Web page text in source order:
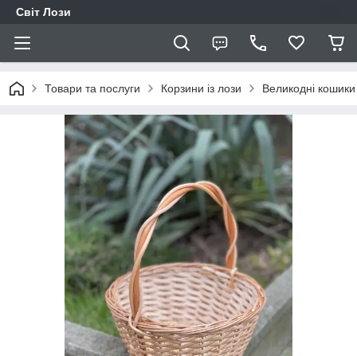
Світ Лози
Товари та послуги Корзини із лози Великодні кошики